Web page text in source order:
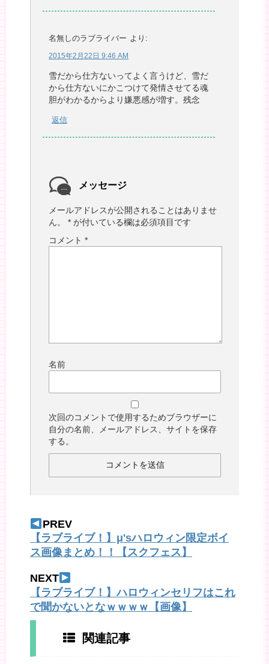
名無しのラブライバー より:
2015年2月22日 9:46 AM
雪だから仕方ないってよく言うけど、雪だ
から仕方ないにかこつけて発情させてる魂
胆がわかるからより嫌悪感が増す。残念
返信
メッセージ
メールアドレスが公開されることはありませ
ん。
* が付いている欄は必須項目です
コメント *
名前
次回のコメントで使用するためブラウザーに
自分の名前、メールアドレス、サイトを保存
する。
PREV
【ラブライブ！】μ'sハロウィン限定ボイ
ス画像まとめ！！【スクフェス】
NEXT
【ラブライブ！】ハロウィンセリフはこれ
で聞かないとなｗｗｗｗ【画像】
関連記事